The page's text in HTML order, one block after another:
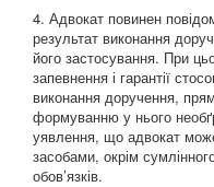
4. Адвокат повинен
результат виконання
його застосування. При
запевнення і гарантії
виконання доручення,
формуванню у нього
уявлення, що адвокат
засобами, окрім
обов’язків.